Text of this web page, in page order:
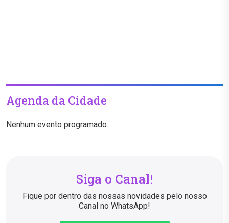
Agenda da Cidade
Nenhum evento programado.
Siga o Canal!
Fique por dentro das nossas novidades pelo nosso
Canal no WhatsApp!